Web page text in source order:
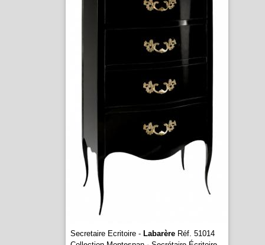
Secretaire Ecritoire - LabarèreRéf. 51014